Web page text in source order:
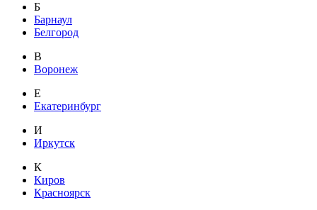
Б
Барнаул
Белгород
В
Воронеж
Е
Екатеринбург
И
Иркутск
К
Киров
Красноярск